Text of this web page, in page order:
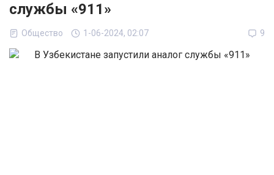
службы «911»
Общество 1-06-2024, 02:07 9